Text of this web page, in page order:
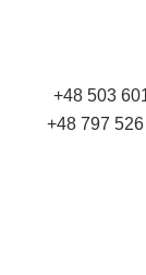
+48 503
+48 797